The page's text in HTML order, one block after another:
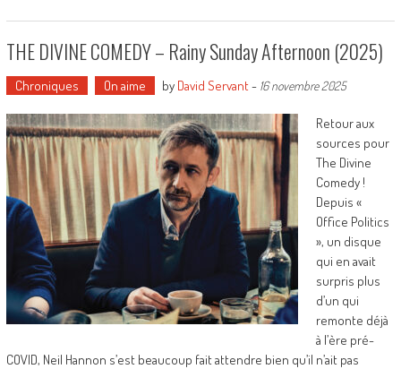
THE DIVINE COMEDY – Rainy Sunday Afternoon (2025)
Chroniques On aime by David Servant- 16 novembre 2025
Retour aux
sources pour
The Divine
Comedy !
Depuis «
Office Politics
», un disque
qui en avait
surpris plus
d’un qui
remonte déjà
à l’ère pré-
COVID, Neil Hannon s’est beaucoup fait attendre bien qu’il n’ait pas